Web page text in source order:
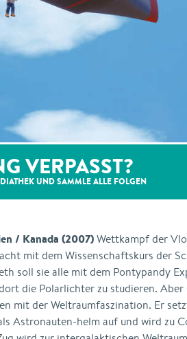
VERPASST?
UND SAMMLE ALLE FOLGEN
/ Kanada (2007)Wettkampf der
mit dem Wissenschaftskurs der
soll sie alle mit dem Pontypandy
die Polarlichter zu studieren.
mit der Weltraumfaszination. Er
Astronauten-helm auf und wird zu